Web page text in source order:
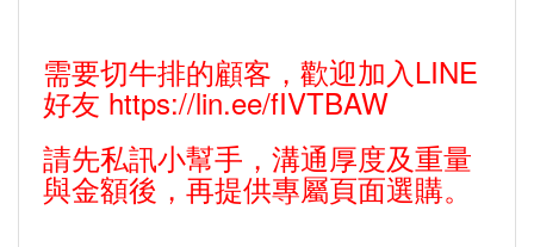
需要切牛排的顧客，歡迎加入LINE
好友https://lin.ee/fIVTBAW
請先私訊小幫手，溝通厚度及重量
與金額後，再提供專屬頁面選購。